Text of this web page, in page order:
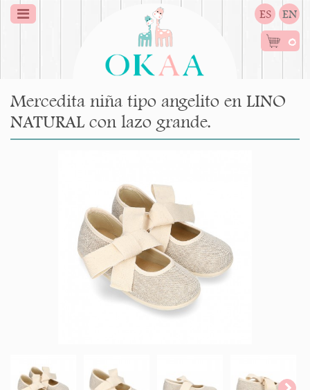
ES EN
0
Mercedita niña tipo angelito en LINO
NATURAL con lazo grande.